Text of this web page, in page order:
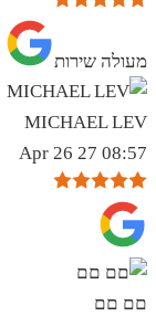
מעולה שירות
MICHAEL LEV
08:57 27 Apr 26
םם םם